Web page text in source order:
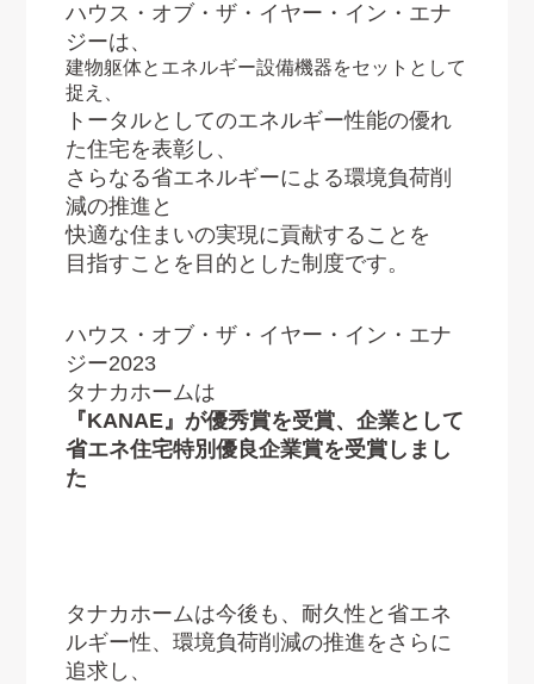
ハウス・オブ・ザ・イヤー・イン・エナ
ジーは、
建物躯体とエネルギー設備機器をセットとして
捉え、
トータルとしてのエネルギー性能の優れ
た住宅を表彰し、
さらなる省エネルギーによる環境負荷削
減の推進と
快適な住まいの実現に貢献することを
目指すことを目的とした制度です。
ハウス・オブ・ザ・イヤー・イン・エナ
ジー2023
タナカホームは
『KANAE』が優秀賞を受賞、企業として
省エネ住宅特別優良企業賞を受賞しまし
た
タナカホームは今後も、耐久性と省エネ
ルギー性、環境負荷削減の推進をさらに
追求し、